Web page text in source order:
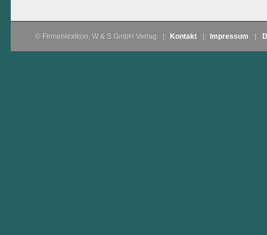
© Firmenlexikon, W & S GmbH Verlag Kontakt Impressum